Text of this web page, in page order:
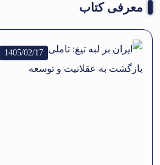
معرفی کتاب
1405/02/17